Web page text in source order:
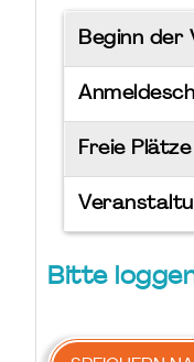
Beginn der
Freie Plätze
Bitte